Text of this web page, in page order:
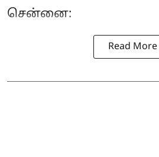
சென்னை:
Read More